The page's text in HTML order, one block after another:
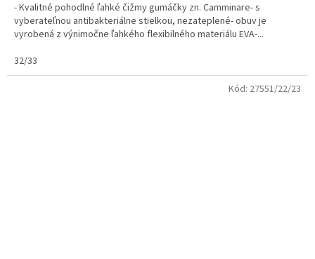
- Kvalitné pohodlné ľahké čižmy gumáčky zn. Camminare- s
vyberateľnou antibakteriálne stielkou, nezateplené- obuv je
vyrobená z výnimočne ľahkého flexibilného materiálu EVA-...
32/33
Kód: 27551/22/23